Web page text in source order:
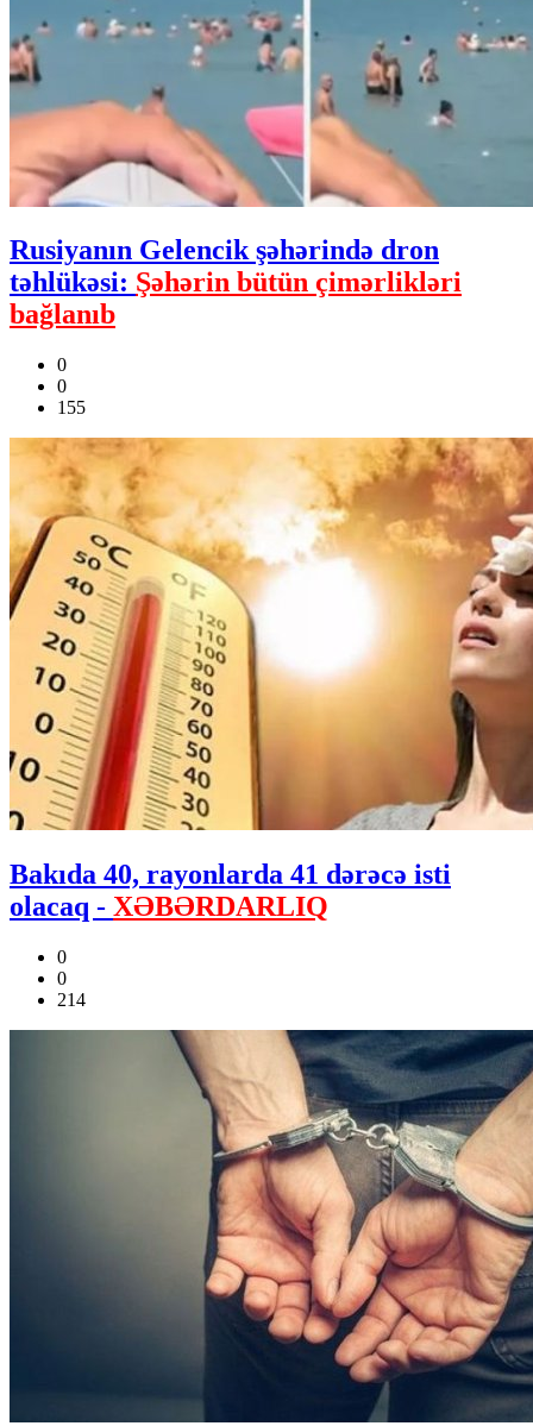
Rusiyanın Gelencik şəhərində dron
təhlükəsi: Şəhərin bütün çimərlikləri
bağlanıb
0
0
155
Bakıda 40, rayonlarda 41 dərəcə isti
olacaq - XƏBƏRDARLIQ
0
0
214